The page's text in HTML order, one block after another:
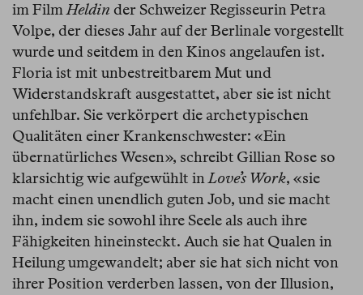
im FilmHeldin der Schweizer Regisseurin Petra
Volpe, der dieses Jahr auf der Berlinale vorgestellt
wurde und seitdem in den Kinos angelaufen ist.
Floria ist mit unbestreitbarem Mut und
Widerstandskraft ausgestattet, aber sie ist nicht
unfehlbar. Sie verkörpert die archetypischen
Qualitäten einer Krankenschwester: «Ein
übernatürliches Wesen», schreibt Gillian Rose so
klarsichtig wie aufgewühlt inLove’s Work, «sie
macht einen unendlich guten Job, und sie macht
ihn, indem sie sowohl ihre Seele als auch ihre
Fähigkeiten hineinsteckt. Auch sie hat Qualen in
Heilung umgewandelt; aber sie hat sich nicht von
ihrer Position verderben lassen, von der Illusion,